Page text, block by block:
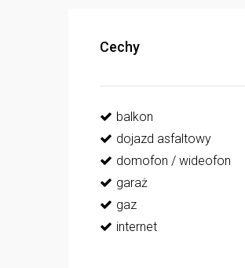
Cechy
balkon
dojazd asfaltowy
domofon / wideofon
garaż
gaz
internet